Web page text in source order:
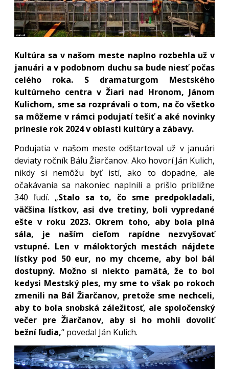
Kultúra sa v našom meste naplno rozbehla už v
januári a v podobnom duchu sa bude niesť počas
celého roka. S dramaturgom Mestského
kultúrneho centra v Žiari nad Hronom, Jánom
Kulichom, sme sa rozprávali o tom, na čo všetko
sa môžeme v rámci podujatí tešiť a aké novinky
prinesie rok 2024 v oblasti kultúry a zábavy.
Podujatia v našom meste odštartoval už v januári
deviaty ročník Bálu Žiarčanov. Ako hovorí Ján Kulich,
nikdy si nemôžu byť istí, ako to dopadne, ale
očakávania sa nakoniec naplnili a prišlo približne
340 ľudí. „Stalo sa to, čo sme predpokladali,
väčšina lístkov, asi dve tretiny, boli vypredané
ešte v roku 2023. Okrem toho, aby bola plná
sála, je naším cieľom rapídne nezvyšovať
vstupné. Len v máloktorých mestách nájdete
lístky pod 50 eur, no my chceme, aby bol bál
dostupný. Možno si niekto pamätá, že to bol
kedysi Mestský ples, my sme to však po rokoch
zmenili na Bál Žiarčanov, pretože sme nechceli,
aby to bola snobská záležitosť, ale spoločenský
večer pre Žiarčanov, aby si ho mohli dovoliť
bežní ľudia,“ povedal Ján Kulich.